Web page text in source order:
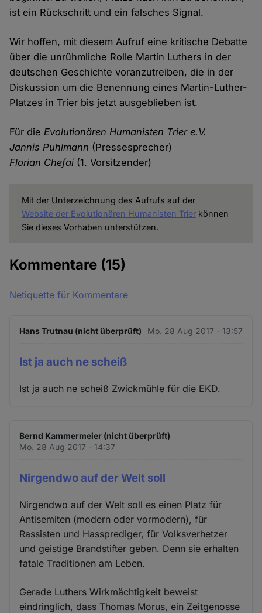
ist ein Rückschritt und ein falsches Signal.
Wir hoffen, mit diesem Aufruf eine kritische Debatte
über die unrühmliche Rolle Martin Luthers in der
deutschen Geschichte voranzutreiben, die in der
Diskussion um die Benennung eines Martin-Luther-
Platzes in Trier bis jetzt ausgeblieben ist.
Für dieEvolutionären Humanisten Trier e.V.
Jannis Puhlmann (Pressesprecher)
Florian Chefai (1. Vorsitzender)
Mit der Unterzeichnung des Aufrufs auf der
Website der Evolutionären Humanisten Trierkönnen
Sie dieses Vorhaben unterstützen.
Kommentare (15)
Netiquette für Kommentare
Hans Trutnau (nicht überprüft) Mo. 28 Aug 2017 - 13:57
Ist ja auch ne scheiß
Ist ja auch ne scheiß Zwickmühle für die EKD.
Bernd Kammermeier (nicht überprüft)
Mo. 28 Aug 2017 - 14:37
Nirgendwo auf der Welt soll
Nirgendwo auf der Welt soll es einen Platz für
Antisemiten (modern oder vormodern), für
Rassisten und Hassprediger, für Volksverhetzer
und geistige Brandstifter geben. Denn sie erhalten
fatale Traditionen am Leben.
Gerade Luthers Wirkmächtigkeit beweist
eindringlich, dass Thomas Morus, ein Zeitgenosse